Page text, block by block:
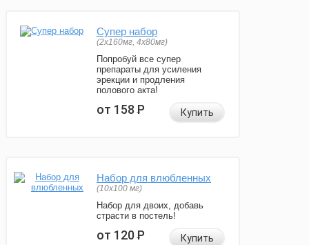
Супер набор
(2х160мг, 4х80мг)
Попробуй все супер
препараты для усиления
эрекции и продления
полового акта!
от 158Р Купить
Набор для влюбленных
(10х100 мг)
Набор для двоих, добавь
страсти в постель!
от 120Р Купить